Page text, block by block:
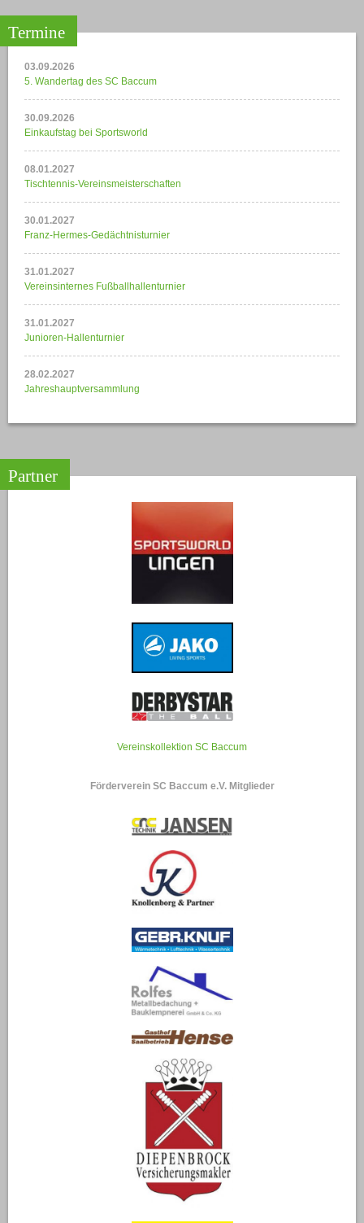
Termine
03.09.2026
5. Wandertag des SC Baccum
30.09.2026
Einkaufstag bei Sportsworld
08.01.2027
Tischtennis-Vereinsmeisterschaften
30.01.2027
Franz-Hermes-Gedächtnisturnier
31.01.2027
Vereinsinternes Fußballhallenturnier
31.01.2027
Junioren-Hallenturnier
28.02.2027
Jahreshauptversammlung
Partner
Vereinskollektion SC Baccum
Förderverein SC Baccum e.V. Mitglieder